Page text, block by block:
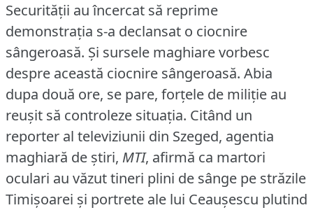
Securităţii au încercat să reprime
demonstraţia s-a declansat o ciocnire
sângeroasă. Şi sursele maghiare vorbesc
despre această ciocnire sângeroasă. Abia
dupa două ore, se pare, forţele de miliţie au
reuşit să controleze situaţia. Citând un
reporter al televiziunii din Szeged, agentia
maghiară de ştiri, MTI, afirmă ca martori
oculari au văzut tineri plini de sânge pe străzile
Timişoarei şi portrete ale lui Ceauşescu plutind